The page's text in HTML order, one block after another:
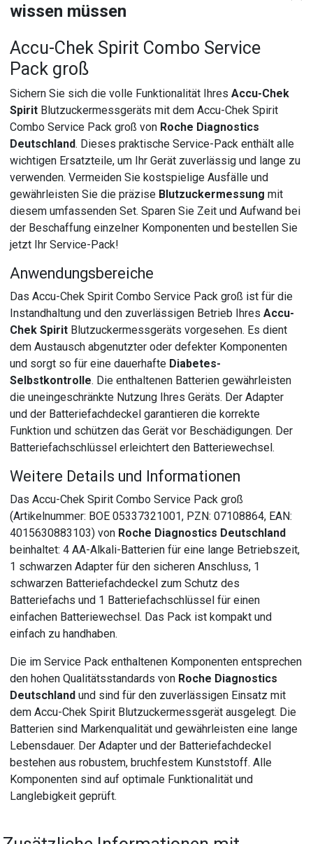
wissen müssen
Accu-Chek Spirit Combo Service
Pack groß
Sichern Sie sich die volle Funktionalität IhresAccu-Chek
Spirit Blutzuckermessgeräts mit dem Accu-Chek Spirit
Combo Service Pack groß von Roche Diagnostics
Deutschland. Dieses praktische Service-Pack enthält alle
wichtigen Ersatzteile, um Ihr Gerät zuverlässig und lange zu
verwenden. Vermeiden Sie kostspielige Ausfälle und
gewährleisten Sie die präzise Blutzuckermessung mit
diesem umfassenden Set. Sparen Sie Zeit und Aufwand bei
der Beschaffung einzelner Komponenten und bestellen Sie
jetzt Ihr Service-Pack!
Anwendungsbereiche
Das Accu-Chek Spirit Combo Service Pack groß ist für die
Instandhaltung und den zuverlässigen Betrieb IhresAccu-
Chek Spirit Blutzuckermessgeräts vorgesehen. Es dient
dem Austausch abgenutzter oder defekter Komponenten
und sorgt so für eine dauerhafte Diabetes-
Selbstkontrolle. Die enthaltenen Batterien gewährleisten
die uneingeschränkte Nutzung Ihres Geräts. Der Adapter
und der Batteriefachdeckel garantieren die korrekte
Funktion und schützen das Gerät vor Beschädigungen. Der
Batteriefachschlüssel erleichtert den Batteriewechsel.
Weitere Details und Informationen
Das Accu-Chek Spirit Combo Service Pack groß
(Artikelnummer: BOE 05337321001, PZN: 07108864, EAN:
4015630883103) von Roche Diagnostics Deutschland
beinhaltet: 4 AA-Alkali-Batterien für eine lange Betriebszeit,
1 schwarzen Adapter für den sicheren Anschluss, 1
schwarzen Batteriefachdeckel zum Schutz des
Batteriefachs und 1 Batteriefachschlüssel für einen
einfachen Batteriewechsel. Das Pack ist kompakt und
einfach zu handhaben.
Die im Service Pack enthaltenen Komponenten entsprechen
den hohen Qualitätsstandards von Roche Diagnostics
Deutschland und sind für den zuverlässigen Einsatz mit
dem Accu-Chek Spirit Blutzuckermessgerät ausgelegt. Die
Batterien sind Markenqualität und gewährleisten eine lange
Lebensdauer. Der Adapter und der Batteriefachdeckel
bestehen aus robustem, bruchfestem Kunststoff. Alle
Komponenten sind auf optimale Funktionalität und
Langlebigkeit geprüft.